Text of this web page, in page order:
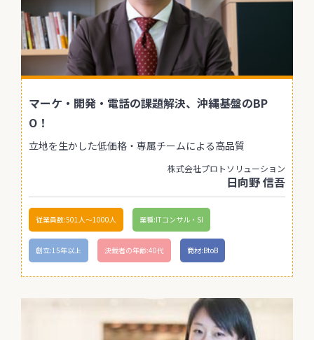
マーケ・開発・電話の課題解決、沖縄基盤のBP
O！
立地を生かした低価格・専属チームによる高品質
株式会社プロトソリューション
日向野 信吾
従業員数:501人〜1000人 業種:ITコンサル・SI
創立:15年以上 決裁者の年齢:40代 商材:BtoB